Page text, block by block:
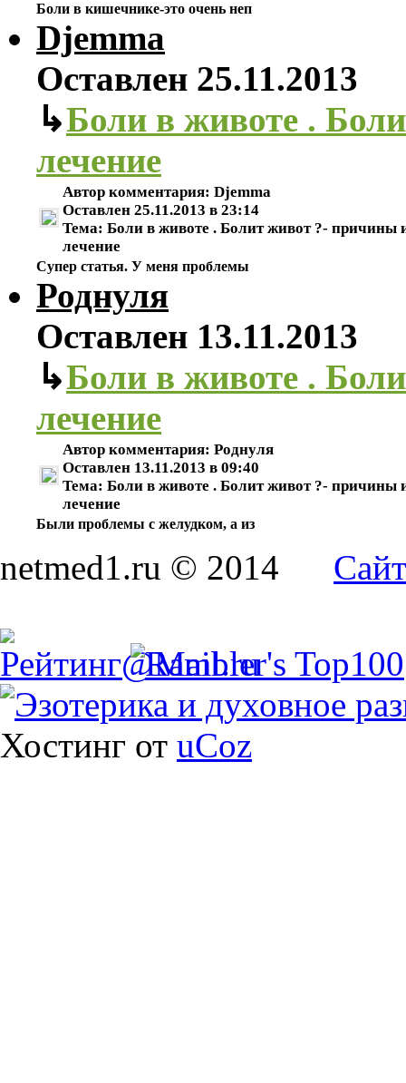
Боли в кишечнике-это очень неп
Djemma
Оставлен 25.11.2013
↳Боли в животе .
лечение
Автор комментария: Djemma
Оставлен 25.11.2013 в 23:14
Тема: Боли в животе . Болит живот ?- причины
лечение
Супер статья. У меня проблемы
Роднуля
Оставлен 13.11.2013
↳Боли в животе .
лечение
Автор комментария: Роднуля
Оставлен 13.11.2013 в 09:40
Тема: Боли в животе . Болит живот ?- причины
лечение
Были проблемы с желудком, а из
netmed1.ru © 2014
Хостинг от uCoz